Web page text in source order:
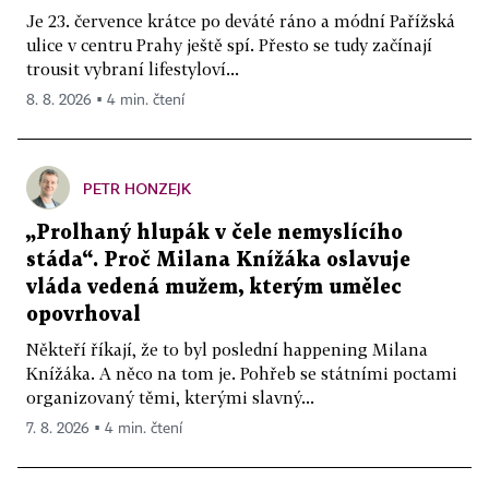
Je 23. července krátce po deváté ráno a módní Pařížská
ulice v centru Prahy ještě spí. Přesto se tudy začínají
trousit vybraní lifestyloví...
8. 8. 2026 ▪ 4 min. čtení
PETR HONZEJK
„Prolhaný hlupák v čele nemyslícího
stáda“. Proč Milana Knížáka oslavuje
vláda vedená mužem, kterým umělec
opovrhoval
Někteří říkají, že to byl poslední happening Milana
Knížáka. A něco na tom je. Pohřeb se státními poctami
organizovaný těmi, kterými slavný...
7. 8. 2026 ▪ 4 min. čtení